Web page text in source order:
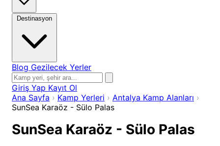
Destinasyon
Blog Gezilecek Yerler
Giriş Yap Kayıt Ol
Ana Sayfa › Kamp Yerleri › Antalya Kamp Alanları ›
SunSea Karaöz - Sülo Palas
SunSea Karaöz - Sülo Palas